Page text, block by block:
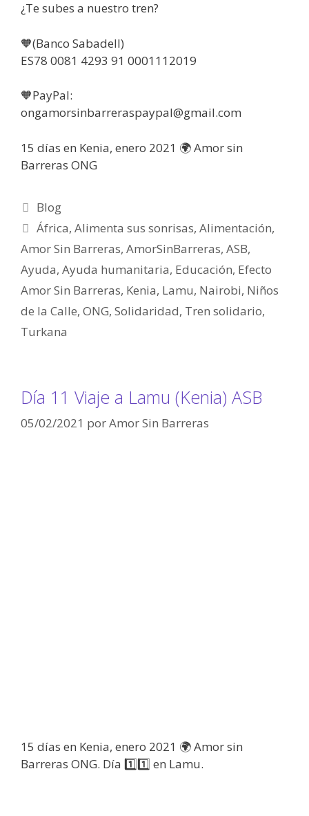
¿Te subes a nuestro tren?
🧡(Banco Sabadell)
ES78 0081 4293 91 0001112019
🧡PayPal:
ongamorsinbarreraspaypal@gmail.com
15 días en Kenia, enero 2021 🌍 Amor sin
Barreras ONG
Blog
África,Alimenta sus sonrisas,Alimentación,
Amor Sin Barreras, AmorSinBarreras, ASB,
Ayuda, Ayuda humanitaria, Educación, Efecto
Amor Sin Barreras, Kenia, Lamu, Nairobi, Niños
de la Calle, ONG, Solidaridad, Tren solidario,
Turkana
Día 11 Viaje a Lamu (Kenia) ASB
05/02/2021 porAmor Sin Barreras
15 días en Kenia, enero 2021 🌍 Amor sin
Barreras ONG. Día 1️⃣1️⃣ en Lamu.